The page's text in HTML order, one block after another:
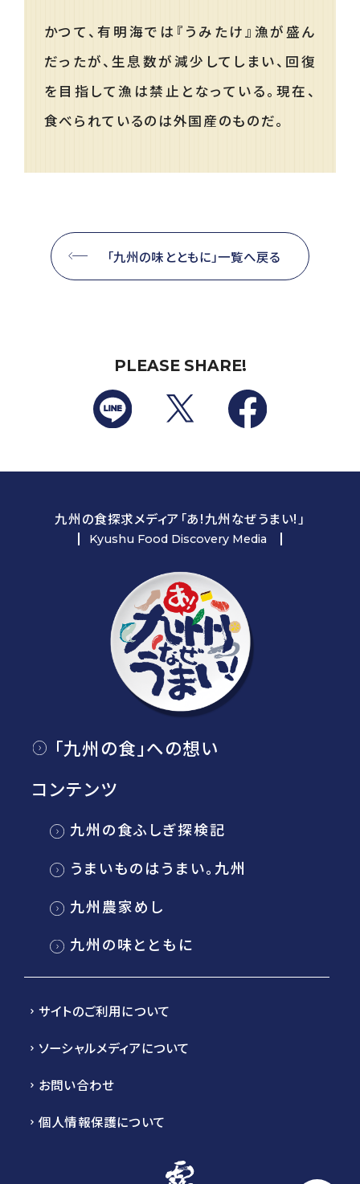
かつて、有明海では『うみたけ』漁が盛ん
だったが、生息数が減少してしまい、回復
を目指して漁は禁止となっている。現在、
食べられているのは外国産のものだ。
「九州の味とともに」一覧へ戻る
PLEASE SHARE!
九州の食探求メディア「あ!九州なぜうまい!」
Kyushu Food Discovery Media
「九州の食」への想い
コンテンツ
九州の食ふしぎ探検記
うまいものはうまい。九州
九州農家めし
九州の味とともに
サイトのご利用について
ソーシャルメディアについて
お問い合わせ
個人情報保護について